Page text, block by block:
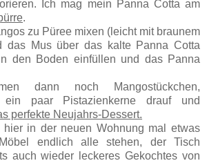
Ich mag mein Panna Cotta am
.
zu Püree mixen (leicht mit braunem
das Mus über das kalte Panna Cotta
den Boden einfüllen und das Panna
dann noch Mangostückchen,
ein paar Pistazienkerne drauf und
perfekte Neujahrs-Dessert.
in der neuen Wohnung mal etwas
endlich alle stehen, der Tisch
auch wieder leckeres Gekochtes von